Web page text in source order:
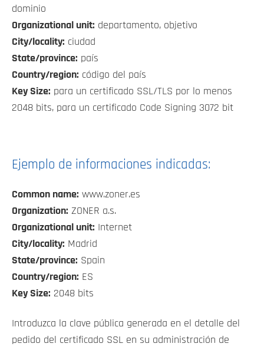
dominio
Organizational unit: departamento, objetivo
City/locality: ciudad
State/province: país
Country/region: código del país
Key Size: para un certificado SSL/TLS por lo menos
2048 bits, para un certificado Code Signing 3072 bit
Ejemplo de informaciones indicadas:
Common name: www.zoner.es
Organization: ZONER a.s.
Organizational unit: Internet
City/locality: Madrid
State/province: Spain
Country/region: ES
Key Size: 2048 bits
Introduzca la clave pública generada en el detalle del
pedido del certificado SSL en su administración de